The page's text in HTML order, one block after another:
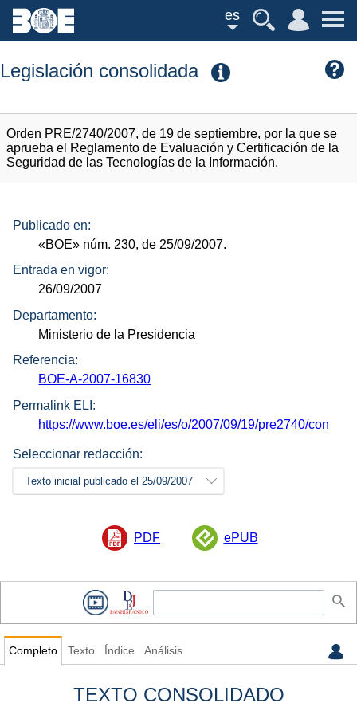
es
Legislación consolidada
Orden PRE/2740/2007, de 19 de septiembre, por la que se
aprueba el Reglamento de Evaluación y Certificación de la
Seguridad de las Tecnologías de la Información.
Publicado en:
«BOE» núm. 230, de 25/09/2007.
Entrada en vigor:
26/09/2007
Departamento:
Ministerio de la Presidencia
Referencia:
BOE-A-2007-16830
Permalink ELI:
https://www.boe.es/eli/es/o/2007/09/19/pre2740/con
Seleccionar redacción:
Texto inicial publicado el 25/09/2007
PDF ePUB
Completo Texto Índice Análisis
TEXTO CONSOLIDADO